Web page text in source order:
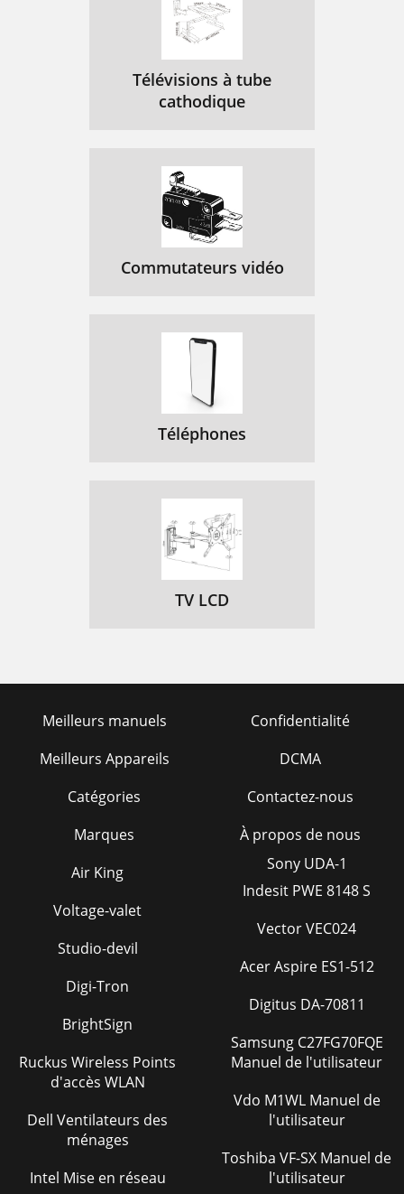
Télévisions à tube
cathodique
Commutateurs vidéo
Téléphones
TV LCD
Meilleurs manuels
Meilleurs Appareils
Catégories
Marques
Confidentialité
DCMA
Contactez-nous
À propos de nous
Air King
Voltage-valet
Studio-devil
Digi-Tron
BrightSign
Ruckus Wireless Points
d'accès WLAN
Dell Ventilateurs des
ménages
Intel Mise en réseau
Sony UDA-1
Indesit PWE 8148 S
Vector VEC024
Acer Aspire ES1-512
Digitus DA-70811
Samsung C27FG70FQE
Manuel de l'utilisateur
Vdo M1WL Manuel de
l'utilisateur
Toshiba VF-SX Manuel de
l'utilisateur